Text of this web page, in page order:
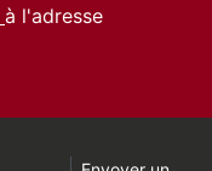
à l'adresse